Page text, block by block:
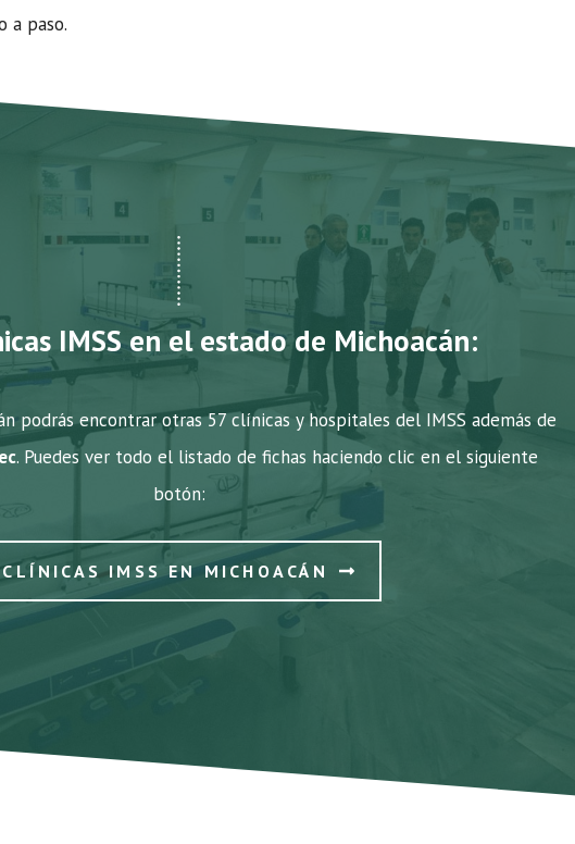
a paso.
IMSS en el estado de Michoacán:
podrás encontrar otras 57 clínicas y hospitales del IMSS además de
. Puedes ver todo el listado de fichas haciendo clic en el siguiente
botón:
CLÍNICAS IMSS EN MICHOACÁN